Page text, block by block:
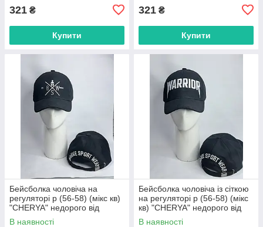
321 ₴
Купити
321 ₴
Купити
Бейсболка чоловіча на
регуляторі р (56-58) (мікс кв)
"CHERYA" недорого від
прямого постачальника
В наявності
Бейсболка чоловіча із сіткою
на регуляторі р (56-58) (мікс
кв) "CHERYA" недорого від
прямого постачальника
В наявності